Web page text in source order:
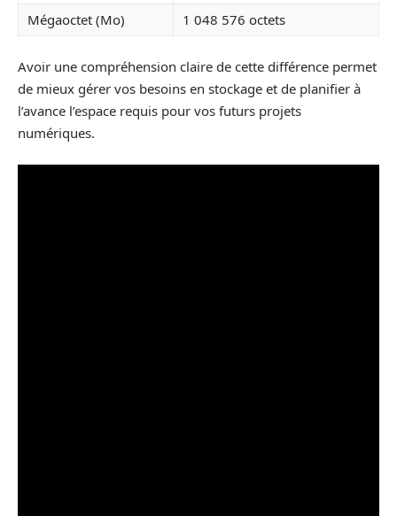
Mégaoctet (Mo) 1 048 576 octets
Avoir une compréhension claire de cette différence permet
de mieux gérer vos besoins en stockage et de planifier à
l’avance l’espace requis pour vos futurs projets
numériques.